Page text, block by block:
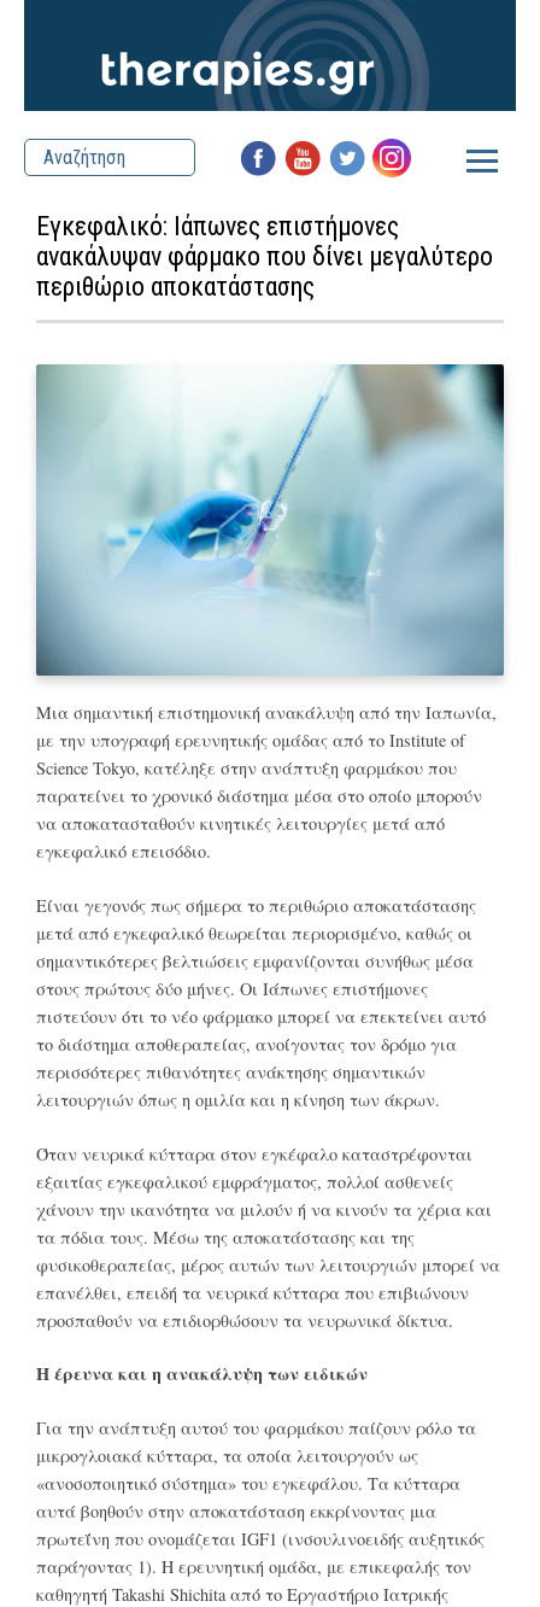
Εγκεφαλικό: Ιάπωνες επιστήμονες
ανακάλυψαν φάρμακο που δίνει μεγαλύτερο
περιθώριο αποκατάστασης
Μια σημαντική επιστημονική ανακάλυψη από την Ιαπωνία,
με την υπογραφή ερευνητικής ομάδας από το Institute of
Science Tokyo, κατέληξε στην ανάπτυξη φαρμάκου που
παρατείνει το χρονικό διάστημα μέσα στο οποίο μπορούν
να αποκατασταθούν κινητικές λειτουργίες μετά από
εγκεφαλικό επεισόδιο.
Είναι γεγονός πως σήμερα το περιθώριο αποκατάστασης
μετά από εγκεφαλικό θεωρείται περιορισμένο, καθώς οι
σημαντικότερες βελτιώσεις εμφανίζονται συνήθως μέσα
στους πρώτους δύο μήνες. Οι Ιάπωνες επιστήμονες
πιστεύουν ότι το νέο φάρμακο μπορεί να επεκτείνει αυτό
το διάστημα αποθεραπείας, ανοίγοντας τον δρόμο για
περισσότερες πιθανότητες ανάκτησης σημαντικών
λειτουργιών όπως η ομιλία και η κίνηση των άκρων.
Όταν νευρικά κύτταρα στον εγκέφαλο καταστρέφονται
εξαιτίας εγκεφαλικού εμφράγματος, πολλοί ασθενείς
χάνουν την ικανότητα να μιλούν ή να κινούν τα χέρια και
τα πόδια τους. Μέσω της αποκατάστασης και της
φυσικοθεραπείας, μέρος αυτών των λειτουργιών μπορεί να
επανέλθει, επειδή τα νευρικά κύτταρα που επιβιώνουν
προσπαθούν να επιδιορθώσουν τα νευρωνικά δίκτυα.
Η έρευνα και η ανακάλυψη των ειδικών
Για την ανάπτυξη αυτού του φαρμάκου παίζουν ρόλο τα
μικρογλοιακά κύτταρα, τα οποία λειτουργούν ως
«ανοσοποιητικό σύστημα» του εγκεφάλου. Τα κύτταρα
αυτά βοηθούν στην αποκατάσταση εκκρίνοντας μια
πρωτεΐνη που ονομάζεται IGF1 (ινσουλινοειδής αυξητικός
παράγοντας 1). Η ερευνητική ομάδα, με επικεφαλής τον
καθηγητή Takashi Shichita από το Εργαστήριο Ιατρικής